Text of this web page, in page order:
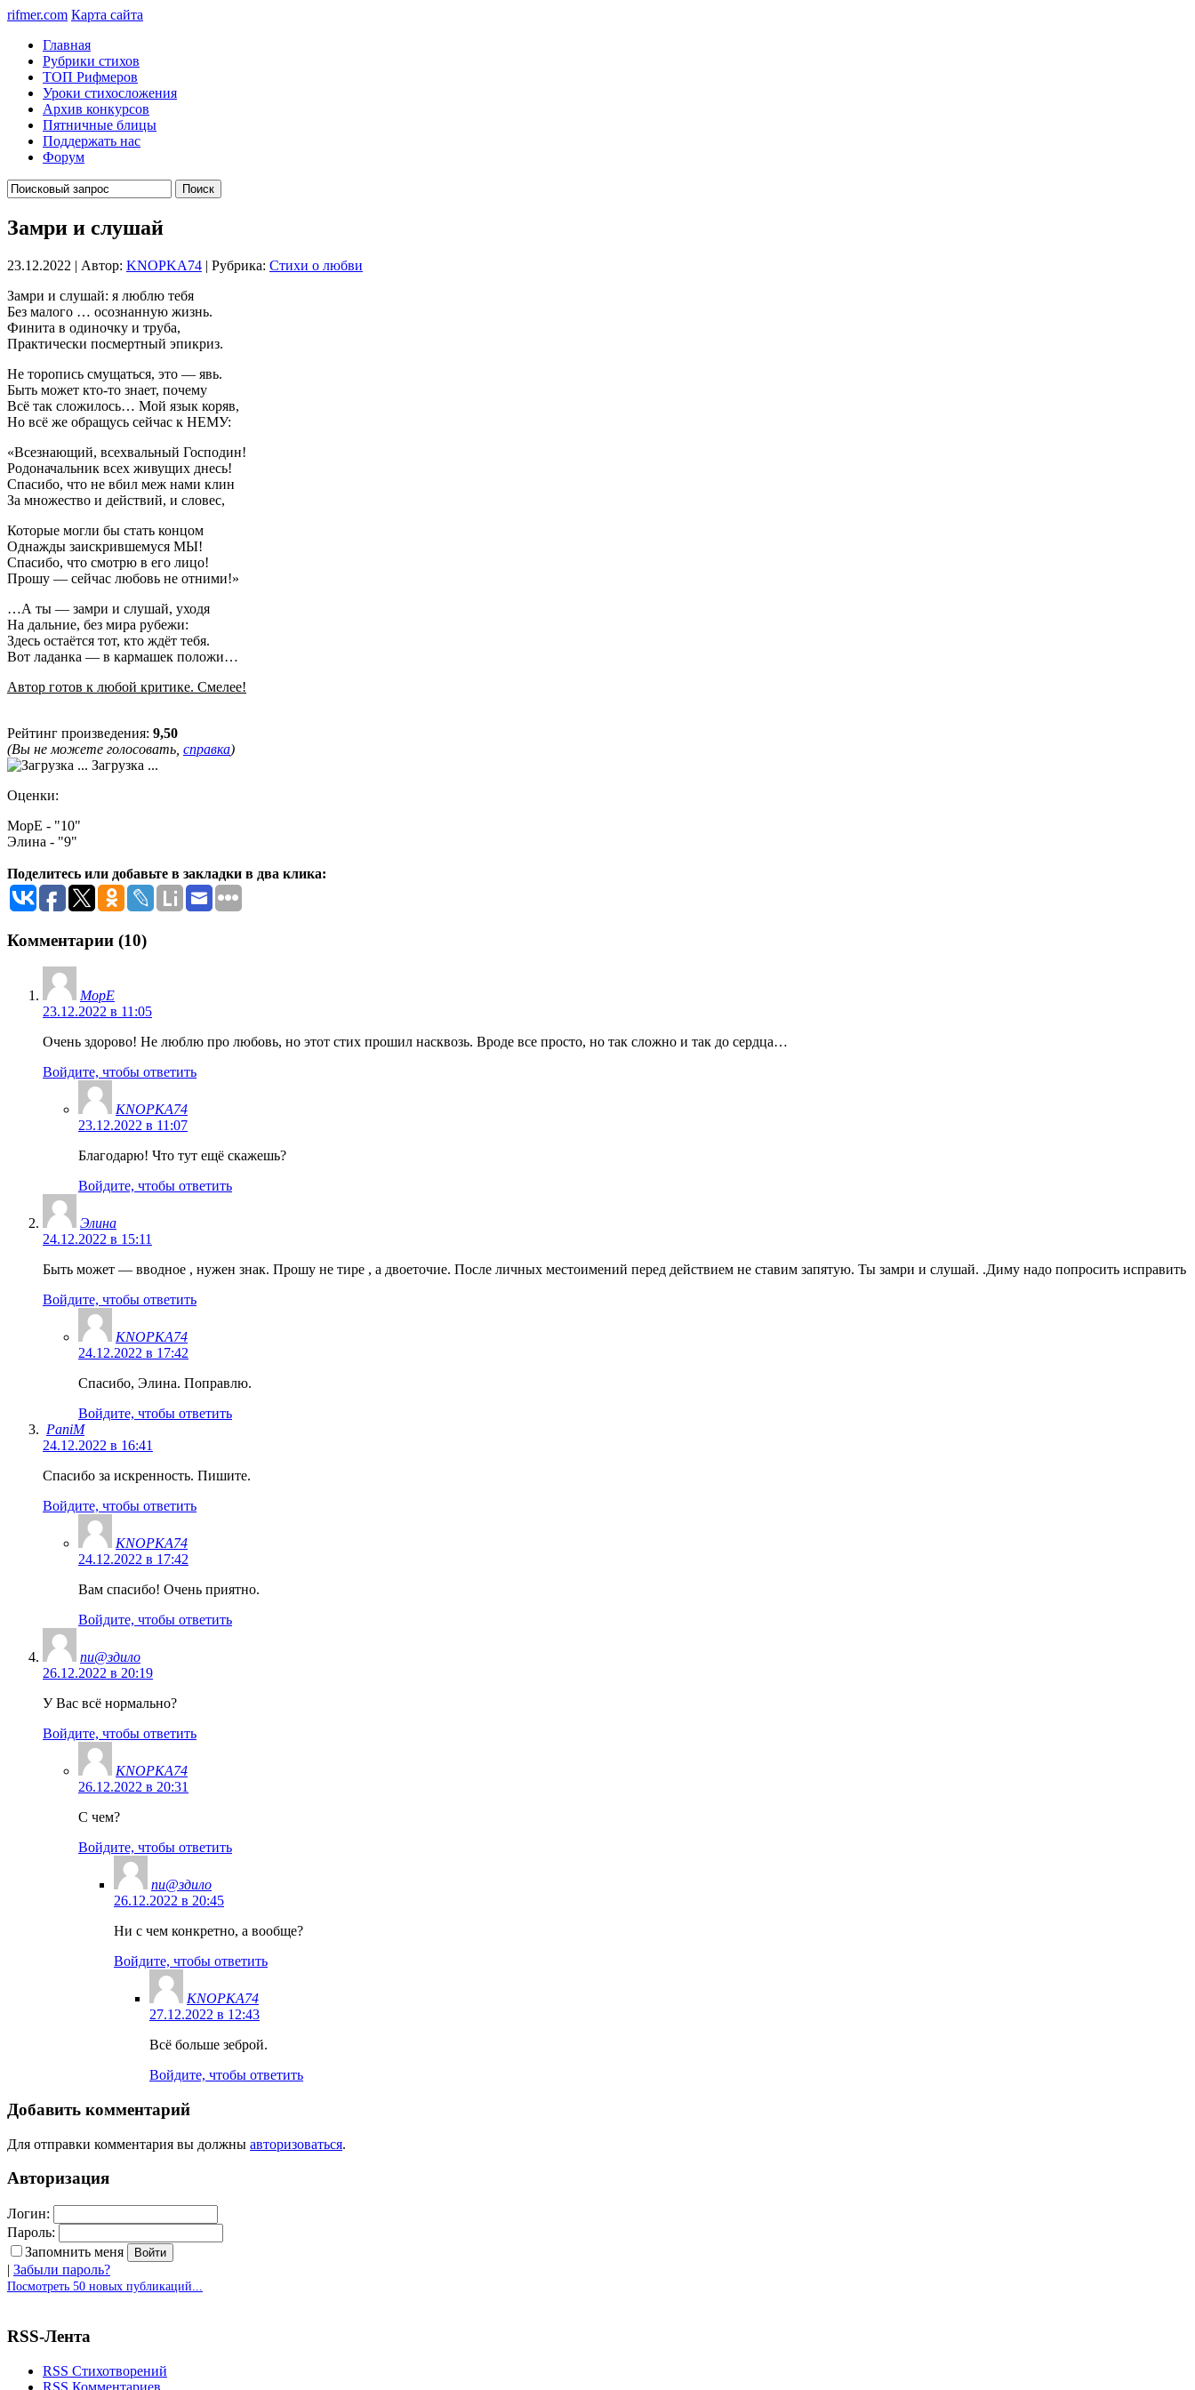
rifmer.com Карта сайта
Главная
Рубрики стихов
ТОП Рифмеров
Уроки стихосложения
Архив конкурсов
Пятничные блицы
Поддержать нас
Форум
Замри и слушай
23.12.2022 | Автор: KNOPKA74 | Рубрика: Стихи о любви
Замри и слушай: я люблю тебя
Без малого … осознанную жизнь.
Финита в одиночку и труба,
Практически посмертный эпикриз.
Не торопись смущаться, это — явь.
Быть может кто-то знает, почему
Всё так сложилось… Мой язык коряв,
Но всё же обращусь сейчас к НЕМУ:
«Всезнающий, всехвальный Господин!
Родоначальник всех живущих днесь!
Спасибо, что не вбил меж нами клин
За множество и действий, и словес,
Которые могли бы стать концом
Однажды заискрившемуся МЫ!
Спасибо, что смотрю в его лицо!
Прошу — сейчас любовь не отними!»
…А ты — замри и слушай, уходя
На дальние, без мира рубежи:
Здесь остаëтся тот, кто ждёт тебя.
Вот ладанка — в кармашек положи…
Автор готов к любой критике. Смелее!
Рейтинг произведения: 9,50
(Вы не можете голосовать, справка)
Загрузка ...
Оценки:
МорЕ - "10"
Элина - "9"
Поделитесь или добавьте в закладки в два клика:
Комментарии (10)
МорЕ
23.12.2022 в 11:05
Очень здорово! Не люблю про любовь, но этот стих прошил насквозь. Вроде все просто, но так сложно и так до сердца…
Войдите, чтобы ответить
KNOPKA74
23.12.2022 в 11:07
Благодарю! Что тут ещё скажешь?
Войдите, чтобы ответить
Элина
24.12.2022 в 15:11
Быть может — вводное , нужен знак. Прошу не тире , а двоеточие. После личных местоимений перед действием не ставим запятую. Ты замри и слушай. .Диму надо попросить исправить
Войдите, чтобы ответить
KNOPKA74
24.12.2022 в 17:42
Спасибо, Элина. Поправлю.
Войдите, чтобы ответить
PaniM
24.12.2022 в 16:41
Спасибо за искренность. Пишите.
Войдите, чтобы ответить
KNOPKA74
24.12.2022 в 17:42
Вам спасибо! Очень приятно.
Войдите, чтобы ответить
пи@здило
26.12.2022 в 20:19
У Вас всё нормально?
Войдите, чтобы ответить
KNOPKA74
26.12.2022 в 20:31
С чем?
Войдите, чтобы ответить
пи@здило
26.12.2022 в 20:45
Ни с чем конкретно, а вообще?
Войдите, чтобы ответить
KNOPKA74
27.12.2022 в 12:43
Всё больше зеброй.
Войдите, чтобы ответить
Добавить комментарий
Для отправки комментария вы должны авторизоваться.
Авторизация
Логин:
Пароль:
Запомнить меня
| Забыли пароль?
Посмотреть 50 новых публикаций...
RSS-Лента
RSS Стихотворений
RSS Комментариев